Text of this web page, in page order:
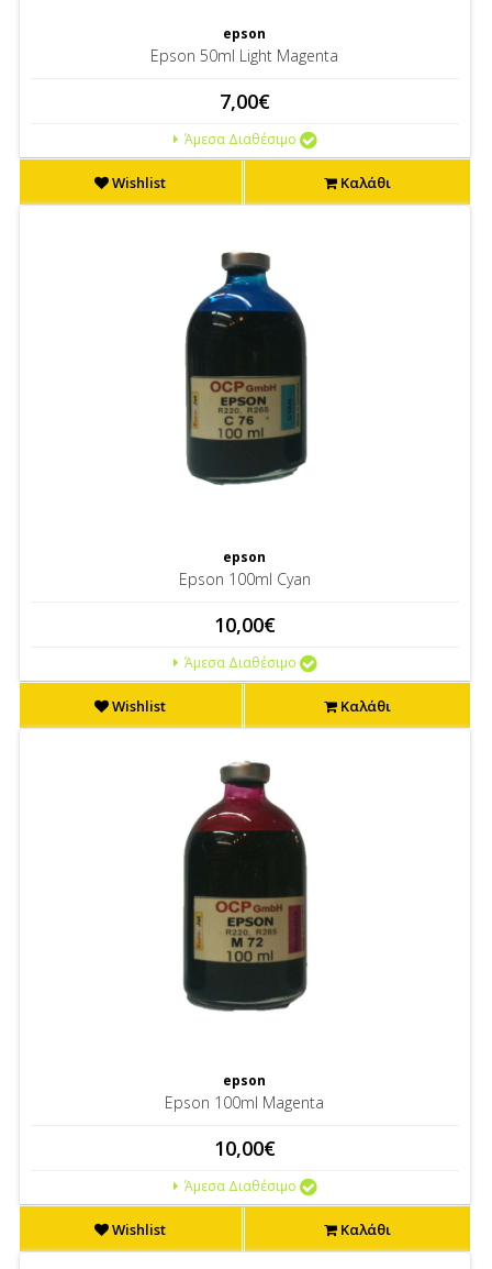
epson
Epson 50ml Light Magenta
7,00€
Άμεσα Διαθέσιμο
Wishlist Καλάθι
epson
Epson 100ml Cyan
10,00€
Άμεσα Διαθέσιμο
Wishlist Καλάθι
epson
Epson 100ml Magenta
10,00€
Άμεσα Διαθέσιμο
Wishlist Καλάθι